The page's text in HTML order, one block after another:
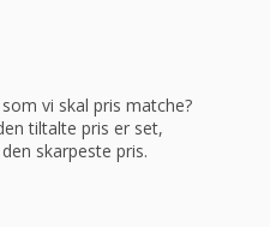
vi skal pris matche?
tiltalte pris er set,
skarpeste pris.